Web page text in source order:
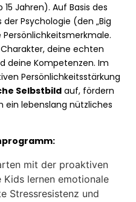
15 Jahren). Auf Basis des
Psychologie (den „Big
Persönlichkeitsmerkmale.
deine echten
deine Kompetenzen. Im
Persönlichkeitsstärkung
Selbstbild auf, fördern
ein lebenslang nützliches
mit der proaktiven
lernen emotionale
Stressresistenz und